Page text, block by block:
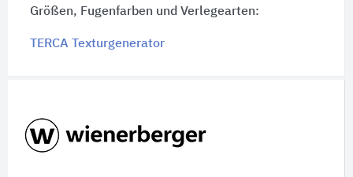
Größen, Fugenfarben und Verlegearten:
TERCA Texturgenerator
Schnelleinstiege